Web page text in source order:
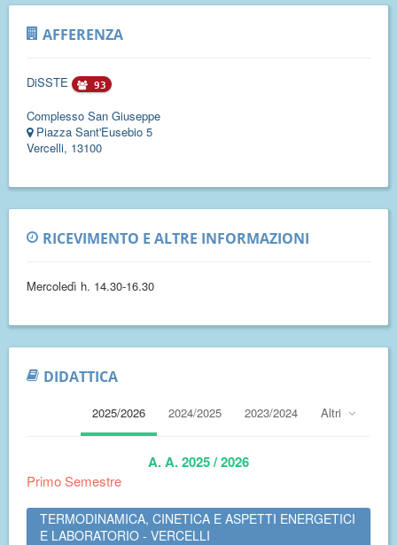
AFFERENZA
DiSSTE 93
Complesso San Giuseppe
Piazza Sant'Eusebio 5
Vercelli, 13100
RICEVIMENTO E ALTRE INFORMAZIONI
Mercoledì h. 14.30-16.30
DIDATTICA
2025/2026 2024/2025 2023/2024 Altri
A. A. 2025 / 2026
Primo Semestre
TERMODINAMICA, CINETICA E ASPETTI ENERGETICI
E LABORATORIO - VERCELLI